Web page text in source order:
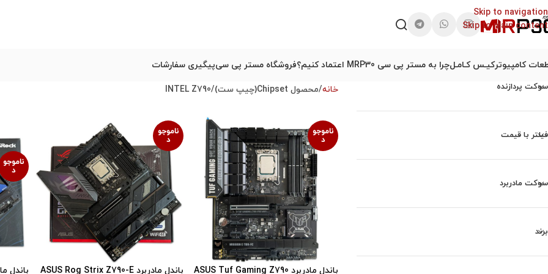
Skip to navigation
Skip to main content
کامپیوترکیـس کـامـلچرا به مستر پی سی MRP30 اعتماد کنیم؟ فروشگاه مستر پی سیپیگیری سفارشات
سوکت پردازنده
فیلتر با قیمت
سوکت مادربرد
برند
خانه محصول Chipset(چیپ ست) INTEL Z790
ناموجو
د
باندل مادربرد ASUS Tuf Gaming Z790
ناموجو
د
باندل مادربرد ASUS Rog Strix Z790-E
ناموجو
د